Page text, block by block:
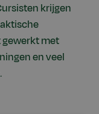
krijgen
met
en veel